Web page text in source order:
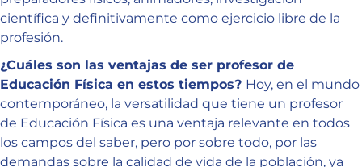
científica y definitivamente como ejercicio libre de la
profesión.
¿Cuáles son las ventajas de ser profesor de
Educación Física en estos tiempos? Hoy, en el mundo
contemporáneo, la versatilidad que tiene un profesor
de Educación Física es una ventaja relevante en todos
los campos del saber, pero por sobre todo, por las
demandas sobre la calidad de vida de la población, ya